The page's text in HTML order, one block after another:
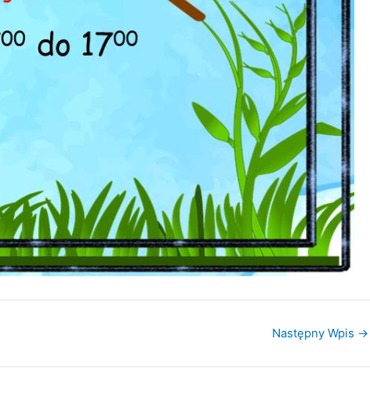
Następny Wpis →